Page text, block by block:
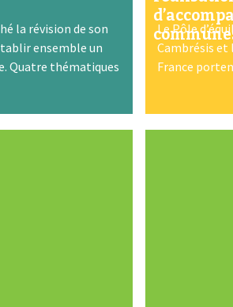
la révision de son
ensemble un
Quatre thématiques
Le Pôle
Cambrésis et
France